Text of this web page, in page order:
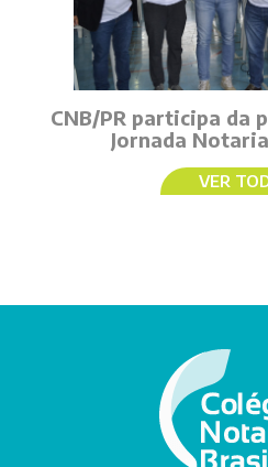
CNB/PR participa da
Jornada
VER